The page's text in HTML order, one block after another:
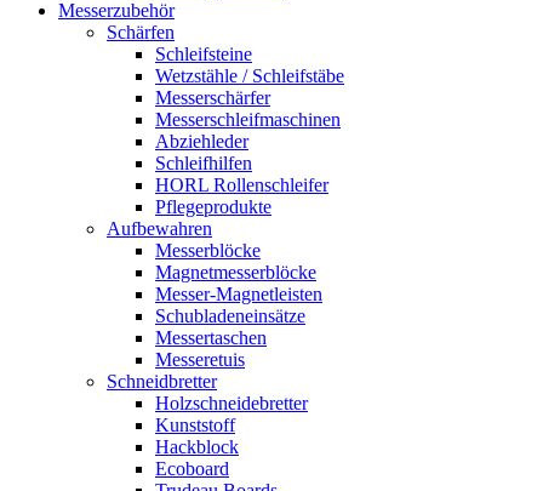
Messerzubehör
Schärfen
Schleifsteine
Wetzstähle / Schleifstäbe
Messerschärfer
Messerschleifmaschinen
Abziehleder
Schleifhilfen
HORL Rollenschleifer
Pflegeprodukte
Aufbewahren
Messerblöcke
Magnetmesserblöcke
Messer-Magnetleisten
Schubladeneinsätze
Messertaschen
Messeretuis
Schneidbretter
Holzschneidebretter
Kunststoff
Hackblock
Ecoboard